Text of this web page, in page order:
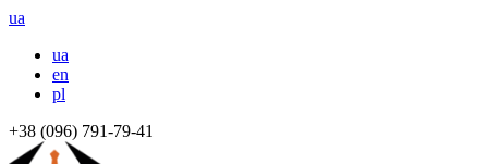
ua
ua
en
pl
+38 (096) 791-79-41